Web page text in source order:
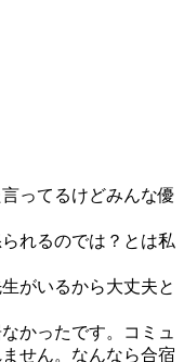
ってるけどみんな優
れるのでは？とは私
がいるから大丈夫と
かったです。コミュ
せん。なんなら合宿